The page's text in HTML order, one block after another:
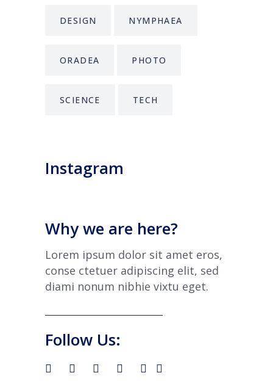
DESIGN NYMPHAEA
ORADEA PHOTO
SCIENCE TECH
Instagram
Why we are here?
Lorem ipsum dolor sit amet eros,
conse ctetuer adipiscing elit, sed
diami nonum nibhie vixtu eget.
Follow Us: